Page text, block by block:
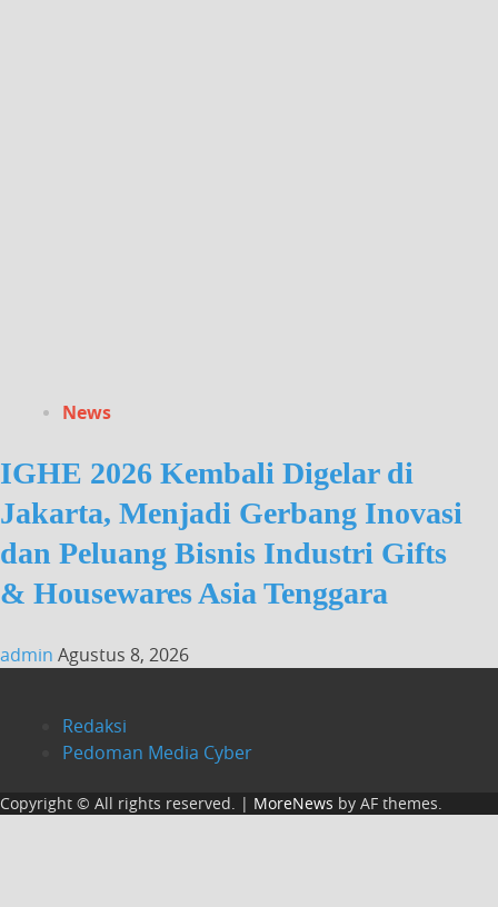
News
IGHE 2026 Kembali Digelar di
Jakarta, Menjadi Gerbang Inovasi
dan Peluang Bisnis Industri Gifts
& Housewares Asia Tenggara
admin Agustus 8, 2026
Redaksi
Pedoman Media Cyber
Copyright © All rights reserved. | MoreNews by AF themes.